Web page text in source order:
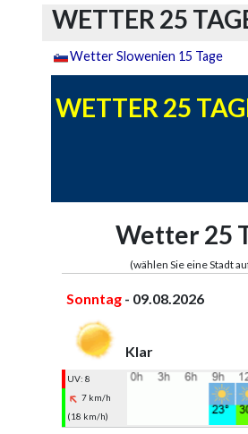
WETTER 25
Wetter Slowenien 15 Tage
WETTER 25
Wetter 25
(wählen Sie eine Stadt
Sonntag- 09.08.2026
Klar
UV: 8
7 km/h
(18 km/h)